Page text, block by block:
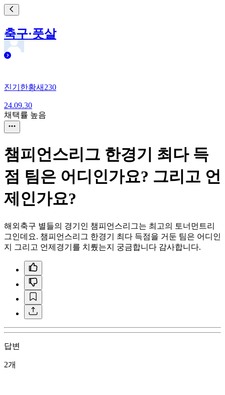
축구·풋살
진기한황새230
24.09.30
채택률 높음
챔피언스리그 한경기 최다 득
점 팀은 어디인가요? 그리고 언
제인가요?
해외축구 별들의 경기인 챔피언스리그는 최고의 토너먼트리
그인데요. 챔피언스리그 한경기 최다 득점을 거둔 팀은 어디인
지 그리고 언제경기를 치뤘는지 궁금합니다 감사합니다.
답변
2개